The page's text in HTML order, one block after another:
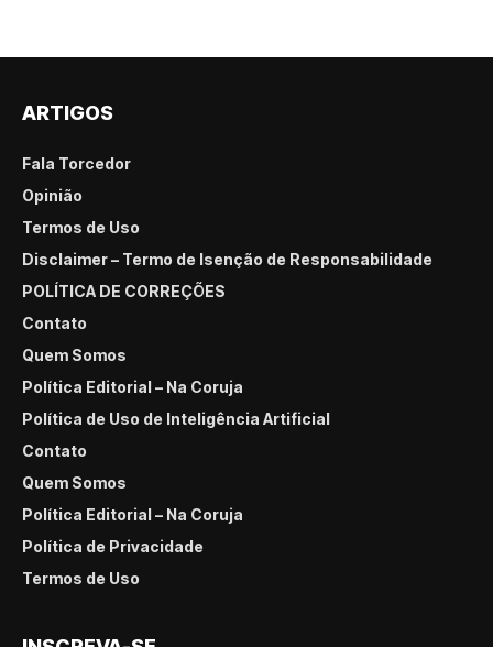
ARTIGOS
Fala Torcedor
Opinião
Termos de Uso
Disclaimer – Termo de Isenção de Responsabilidade
POLÍTICA DE CORREÇÕES
Contato
Quem Somos
Política Editorial – Na Coruja
Política de Uso de Inteligência Artificial
Contato
Quem Somos
Política Editorial – Na Coruja
Política de Privacidade
Termos de Uso